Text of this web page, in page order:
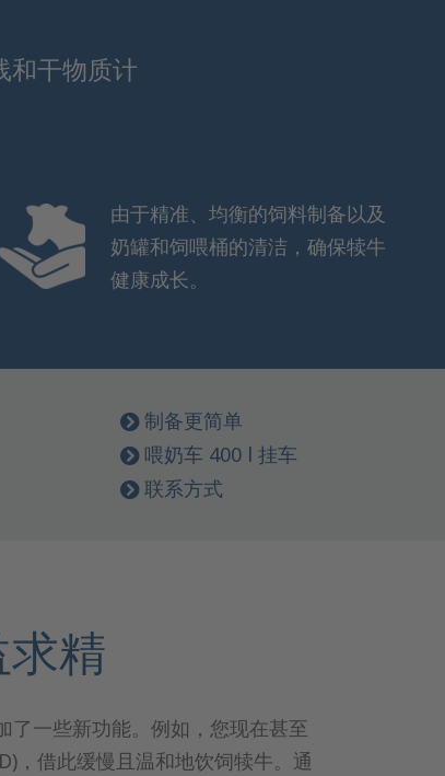
和干物质计
由于精准、均衡的饲料制备以及
奶罐和饲喂桶的清洁，确保犊牛
健康成长。
制备更简单
喂奶车 400 l 挂车
联系方式
精
了一些新功能。例如，您现在甚至
，借此缓慢且温和地饮饲犊牛。通